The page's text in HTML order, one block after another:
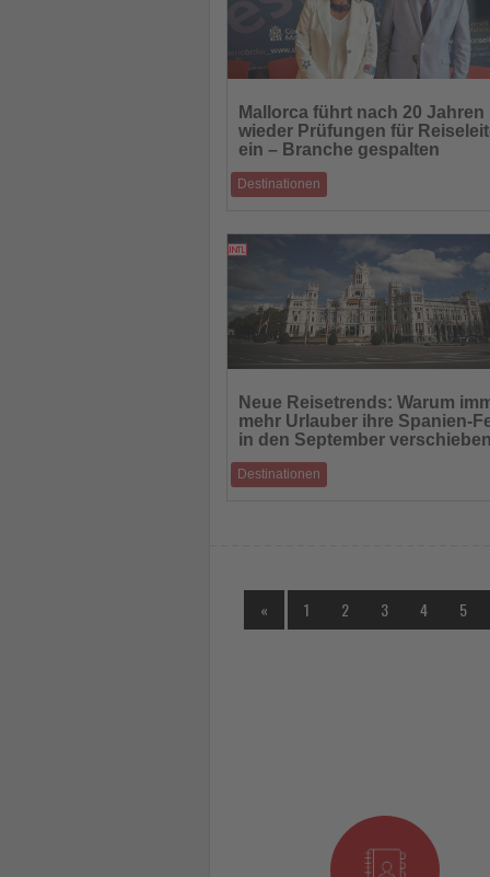
Sie
die
Nachrichten
Mallorca führt nach 20 Jahren
wieder Prüfungen für
ein – Branche gespalten
Destinationen
Mallorca (Consell de Mallorca) wieder Pr
Sie
die
Nachrichten
Neue Reisetrends: Warum
mehr Urlauber ihre Spanien-
in den September verschieben
Destinationen
« 1 2 3 4 5